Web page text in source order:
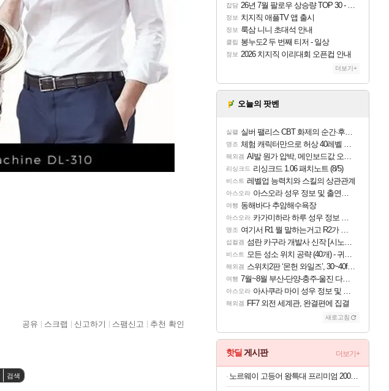
공유 스크랩 신고하기 스팸신고 추천 확인
검색
잡담 26년 7월 팔로우 상승량 TOP 30 - 월간 치지직
정보 치지직 애플TV 앱 출시
정보 룩삼 니니 초대석 안내
클립 봉누도2 두 번째 티저 - 일상
정보 2026 치지직 이리대회 오픈컵 안내
더보기+
오늘의 팟벤
실팰 실버 팰리스 CBT 화제의 순간·후기 모음
명조 체험 캐릭터만으로 허상 40레벨 하이와티아 5분 컷!｜에이메스·린네·모니에 명함
해외겜 AI발 원가 압박, 메인보드값 오르나
리싱크드 리싱크드 1.06 패치노트 (8/5)
비스트 레벨업 능력치와 스킬의 상관관계
아스오라 아스오라 성우 정보 및 출연작 모음
여행 동해바다 추암해수욕장
아스오라 카가미하라 하루 성우 정보 및 주요 필모
명조 여기서 R1 뭘 말하는거고 R2가 뭘말하는걸까요?
섭컬겜 섬란 카구라 개발사 신작 [시노비 넥서스] 연내 출시 예정
비스트 모든 성소 위치 공략 (40개) - 귀환한 영혼 도전과제
해외겜 스위치2판 ‘몬헌 와일즈’, 30~40fps 목표 추정
여행 7월~8월 부산-단양-충주-울진 다녀왔어요~
아스오라 아사쿠라 마이 성우 정보 및 주요 필모
해외겜 FF7 외전 세계관, 완결편에 집결
새로고침
핫딜 게시판 더보기+
노르웨이 고등어 왕특대 프리미엄 200-220g x 10팩